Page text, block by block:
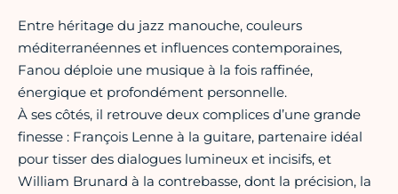
Entre héritage du jazz manouche, couleurs
méditerranéennes et influences contemporaines,
Fanou déploie une musique à la fois raffinée,
énergique et profondément personnelle.
À ses côtés, il retrouve deux complices d’une grande
finesse : François Lenne à la guitare, partenaire idéal
pour tisser des dialogues lumineux et incisifs, et
William Brunard à la contrebasse, dont la précision, la